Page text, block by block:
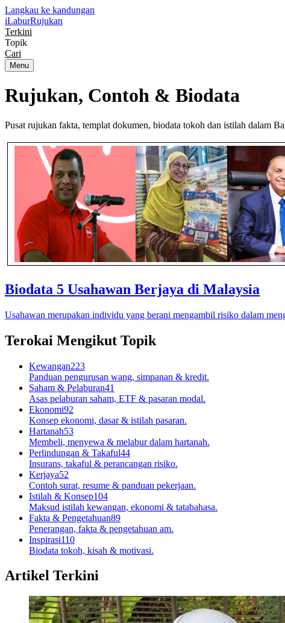
Langkau ke kandungan
iLaburRujukan
Terkini
Topik
Cari
Menu
Rujukan, Contoh & Biodata
Pusat rujukan fakta, templat dokumen, biodata tokoh dan istilah dalam
Biodata 5 Usahawan Berjaya di Malaysia
Usahawan merupakan individu yang berani mengambil risiko dalam
Terokai Mengikut Topik
Kewangan223
Panduan pengurusan wang, simpanan & kredit.
Saham & Pelaburan41
Asas pelaburan saham, ETF & pasaran modal.
Ekonomi92
Konsep ekonomi, dasar & istilah pasaran.
Hartanah53
Membeli, menyewa & melabur dalam hartanah.
Perlindungan & Takaful44
Insurans, takaful & perancangan risiko.
Kerjaya52
Contoh surat, resume & panduan pekerjaan.
Istilah & Konsep104
Maksud istilah kewangan, ekonomi & tatabahasa.
Fakta & Pengetahuan89
Penerangan, fakta & pengetahuan am.
Inspirasi110
Biodata tokoh, kisah & motivasi.
Artikel Terkini